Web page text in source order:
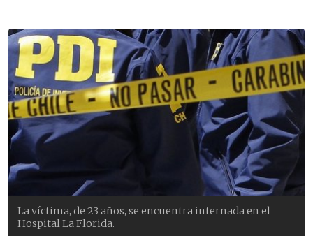
La víctima, de 23 años, se encuentra internada en el
Hospital La Florida.